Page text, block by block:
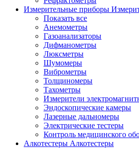
Измерительные приборы
Показать все
Анемометры
Газоанализаторы
Дифманометры
Люксметры
Шумомеры
Виброметры
Толщиномеры
Тахометры
Измерители
Эндоскопические камеры
Лазерные дальномеры
Электрические тестеры
Контроль медицинского
Алкотестеры Алкотестеры